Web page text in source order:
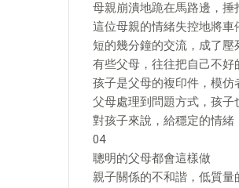
母親崩潰地跪在馬路邊，捶
這位母親的情緒失控地將
短的幾分鐘的交流，成了壓
有些父母，往往把自己不好
孩子是父母的複印件，模仿
父母處理到問題方式，孩子
對孩子來說，給穩定的情緒
04
聰明的父母都會這樣做
親子關係的不和諧，低質量